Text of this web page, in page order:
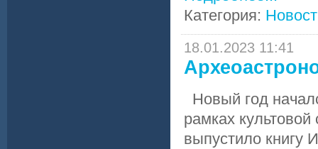
Категория:
18.01.2023 11:41
Новый год
рамках
выпустило книгу